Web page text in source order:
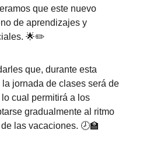
que este nuevo
de aprendizajes y
🌟✏️
que, durante esta
la jornada de clases será de
cual permitirá a los
gradualmente al ritmo
las vacaciones. 🕗🏫